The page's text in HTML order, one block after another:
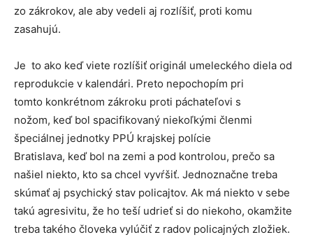
zo zákrokov, ale aby vedeli aj rozlíšiť, proti komu
zasahujú.
Je to ako keď viete rozlíšiť originál umeleckého diela od
reprodukcie v kalendári. Preto nepochopím pri
tomto konkrétnom zákroku proti páchateľovi s
nožom, keď bol spacifikovaný niekoľkými členmi
špeciálnej jednotky PPÚ krajskej polície
Bratislava, keď bol na zemi a pod kontrolou, prečo sa
našiel niekto, kto sa chcel vyvŕšiť. Jednoznačne treba
skúmať aj psychický stav policajtov. Ak má niekto v sebe
takú agresivitu, že ho teší udrieť si do niekoho, okamžite
treba takého človeka vylúčiť z radov policajných zložiek.